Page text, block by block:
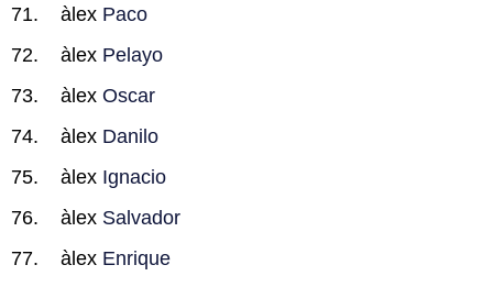
àlex Paco
àlex Pelayo
àlex Oscar
àlex Danilo
àlex Ignacio
àlex Salvador
àlex Enrique